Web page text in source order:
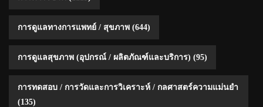
การดูแลทางการแพทย์ / สุขภาพ (644)
การดูแลสุขภาพ (อุปกรณ์ / ผลิตภัณฑ์และบริการ) (95)
การทดสอบ / การวัดและการวิเคราะห์ / กลศาสตร์ความแม่นยำ
(135)